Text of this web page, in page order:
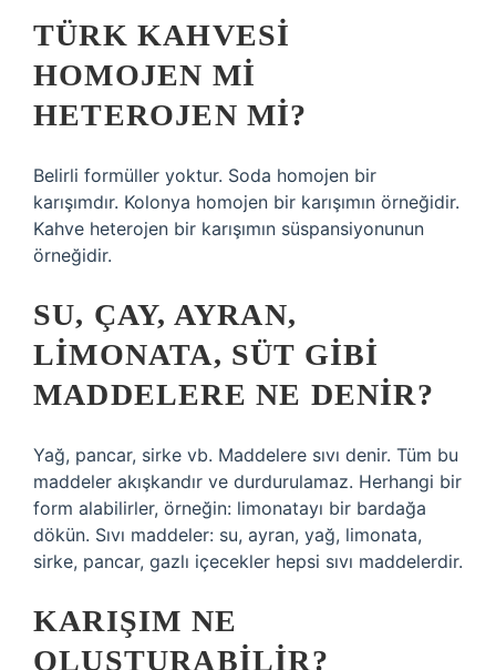
TÜRK KAHVESI
HOMOJEN MI
HETEROJEN MI?
Belirli formüller yoktur. Soda homojen bir
karışımdır. Kolonya homojen bir karışımın örneğidir.
Kahve heterojen bir karışımın süspansiyonunun
örneğidir.
SU, ÇAY, AYRAN,
LIMONATA, SÜT GIBI
MADDELERE NE DENIR?
Yağ, pancar, sirke vb. Maddelere sıvı denir. Tüm bu
maddeler akışkandır ve durdurulamaz. Herhangi bir
form alabilirler, örneğin: limonatayı bir bardağa
dökün. Sıvı maddeler: su, ayran, yağ, limonata,
sirke, pancar, gazlı içecekler hepsi sıvı maddelerdir.
KARIŞIM NE
OLUŞTURABILIR?